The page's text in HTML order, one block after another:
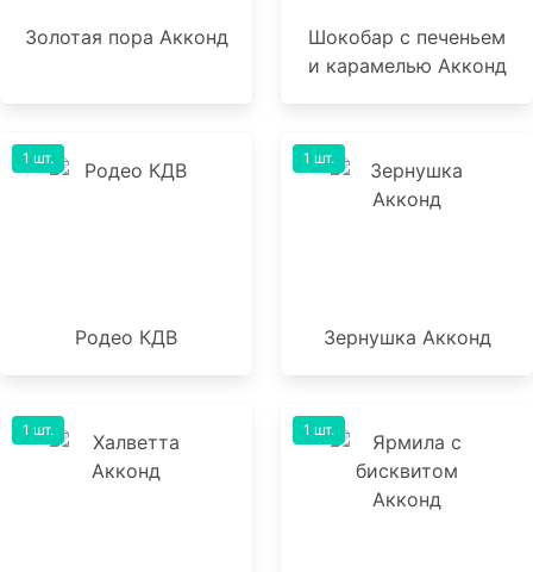
Золотая пора Акконд
Шокобар с печеньем
и карамелью Акконд
Родео КДВ
1 шт.
Зернушка Акконд
1 шт.
1 шт. 1 шт.